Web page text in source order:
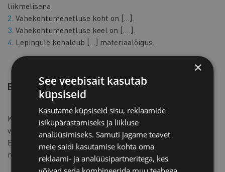
liikmelisena.
Vahekohtumenetluse koht on […].
Vahekohtumenetluse keel on [….].
Lepingule kohaldub […] materiaalõigus.
EKTK KIIRMENETLUSE KOKKULEPE
Kõik käesolevast lepingust tulenevad või lepinguga seotud
vaidlused, erimeelsused ja nõuded lahendatakse lõplikult
Eesti Kaubandus-Tööstuskoja Arbitraažikohtus selle
reglemendi kiirmenetluse regulatsiooni alusel.
×
See veebisait kasutab
küpsiseid
Kasutame küpsiseid sisu, reklaamide
isikupärastamiseks ja liikluse
analüüsimiseks. Samuti jagame teavet
meie saidi kasutamise kohta oma
reklaami- ja analüüsipartneritega, kes